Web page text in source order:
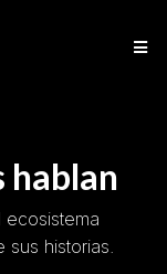
hablan
ecosistema
sus historias.